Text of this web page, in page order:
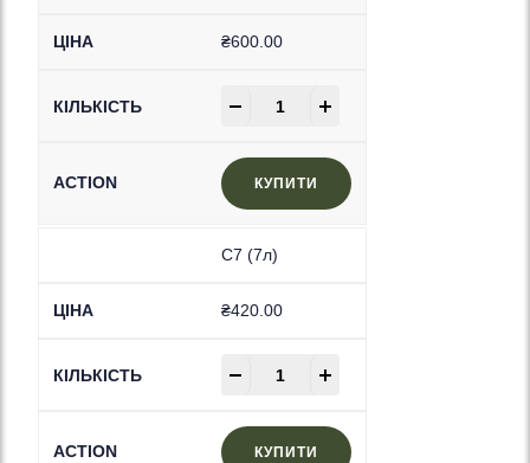
₴600.00
КУПИТИ
C7 (7л)
₴420.00
КУПИТИ